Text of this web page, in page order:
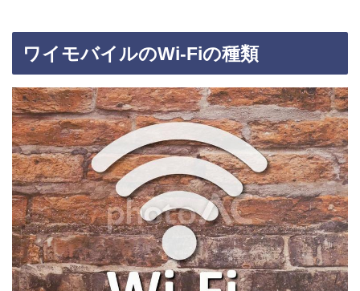
ワイモバイルのWi-Fiの種類